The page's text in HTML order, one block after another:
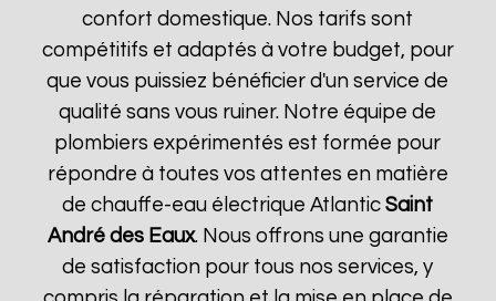
confort domestique. Nos tarifs sont
compétitifs et adaptés à votre budget, pour
que vous puissiez bénéficier d'un service de
qualité sans vous ruiner. Notre équipe de
plombiers expérimentés est formée pour
répondre à toutes vos attentes en matière
de chauffe-eau électrique AtlanticSaint
André des Eaux. Nous offrons une garantie
de satisfaction pour tous nos services, y